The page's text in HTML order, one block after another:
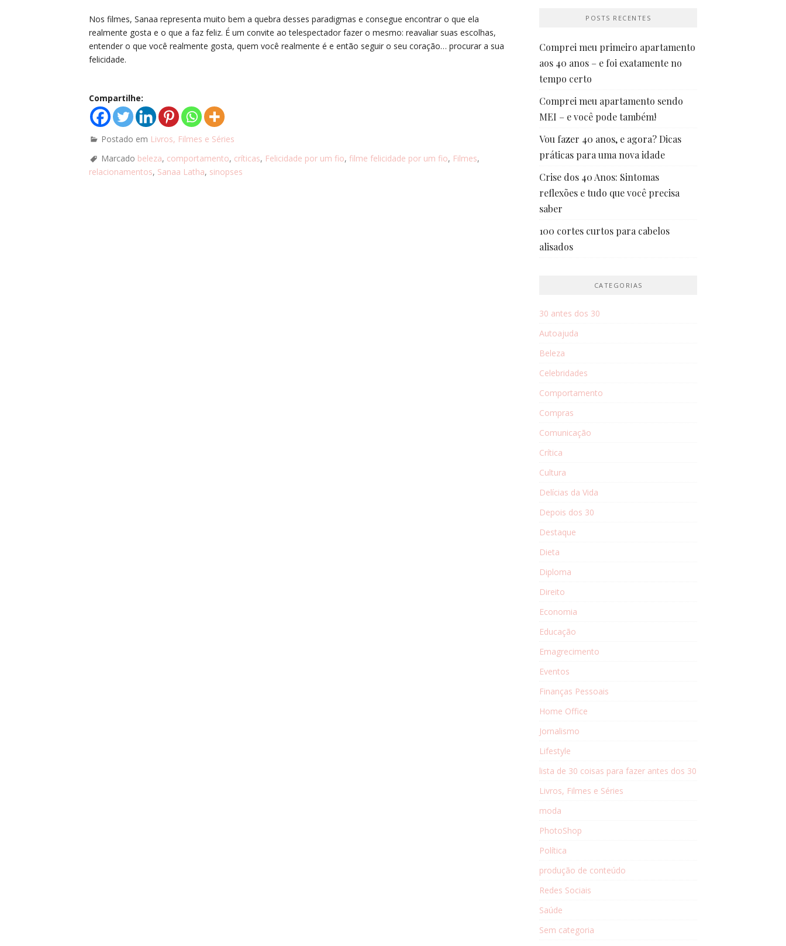
Nos filmes, Sanaa representa muito bem a quebra desses paradigmas e consegue encontrar o que ela
realmente gosta e o que a faz feliz. É um convite ao telespectador fazer o mesmo: reavaliar suas escolhas,
entender o que você realmente gosta, quem você realmente é e então seguir o seu coração… procurar a sua
felicidade.
Compartilhe:
Postado em Livros, Filmes e Séries
Marcado beleza, comportamento, críticas, Felicidade por um fio, filme felicidade por um fio, Filmes,
relacionamentos, Sanaa Latha, sinopses
POSTS RECENTES
Comprei meu primeiro apartamento
aos 40 anos – e foi exatamente no
tempo certo
Comprei meu apartamento sendo
MEI – e você pode também!
Vou fazer 40 anos, e agora? Dicas
práticas para uma nova idade
Crise dos 40 Anos: Sintomas
reflexões e tudo que você precisa
saber
100 cortes curtos para cabelos
alisados
CATEGORIAS
30 antes dos 30
Autoajuda
Beleza
Celebridades
Comportamento
Compras
Comunicação
Crítica
Cultura
Delícias da Vida
Depois dos 30
Destaque
Dieta
Diploma
Direito
Economia
Educação
Emagrecimento
Eventos
Finanças Pessoais
Home Office
Jornalismo
Lifestyle
lista de 30 coisas para fazer antes dos 30
Livros, Filmes e Séries
moda
PhotoShop
Política
produção de conteúdo
Redes Sociais
Saúde
Sem categoria